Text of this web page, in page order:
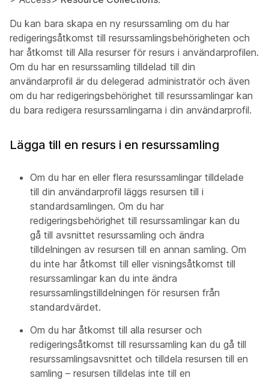
Du kan bara skapa en ny resurssamling om du har
redigeringsåtkomst till resurssamlingsbehörigheten och
har åtkomst till Alla resurser för resurs i användarprofilen.
Om du har en resurssamling tilldelad till din
användarprofil är du delegerad administratör och även
om du har redigeringsbehörighet till resurssamlingar kan
du bara redigera resurssamlingarna i din användarprofil.
Lägga till en resurs i en resurssamling
Om du har en eller flera resurssamlingar tilldelade
till din användarprofil läggs resursen till i
standardsamlingen. Om du har
redigeringsbehörighet till resurssamlingar kan du
gå till avsnittet resurssamling och ändra
tilldelningen av resursen till en annan samling. Om
du inte har åtkomst till eller visningsåtkomst till
resurssamlingar kan du inte ändra
resurssamlingstilldelningen för resursen från
standardvärdet.
Om du har åtkomst till alla resurser och
redigeringsåtkomst till resurssamling kan du gå till
resurssamlingsavsnittet och tilldela resursen till en
samling – resursen tilldelas inte till en